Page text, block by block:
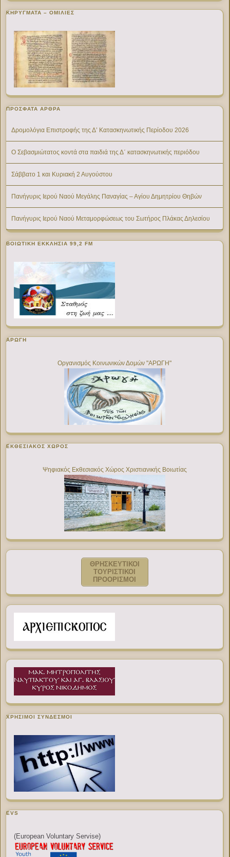
ΚΗΡΥΓΜΑΤΑ – ΟΜΙΛΙΕΣ
ΠΡΌΣΦΑΤΑ ΆΡΘΡΑ
Δρομολόγια Επιστροφής της Δ’ Κατασκηνωτικής Περίοδου 2026
Ο Σεβασμιώτατος κοντά στα παιδιά της Δ΄ κατασκηνωτικής περιόδου
Σάββατο 1 και Κυριακή 2 Αυγούστου
Πανήγυρις Ιερού Ναού Μεγάλης Παναγίας – Αγίου Δημητρίου Θηβών
Πανήγυρις Ιερού Ναού Μεταμορφώσεως του Σωτήρος Πλάκας Δηλεσίου
ΒΟΙΩΤΙΚΉ ΕΚΚΛΗΣΊΑ 99,2 FM
ΑΡΩΓΗ
Οργανισμός Κοινωνικών Δομών "ΑΡΩΓΗ"
ΕΚΘΕΣΙΑΚΌΣ ΧΏΡΟΣ
Ψηφιακός Εκθεσιακός Χώρος Χριστιανικής Βοιωτίας
ΘΡΗΣΚΕΥΤΙΚΟΙ
ΤΟΥΡΙΣΤΙΚΟΙ
ΠΡΟΟΡΙΣΜΟΙ
ΧΡΉΣΙΜΟΙ ΣΎΝΔΕΣΜΟΙ
EVS
(European Voluntary Servise)